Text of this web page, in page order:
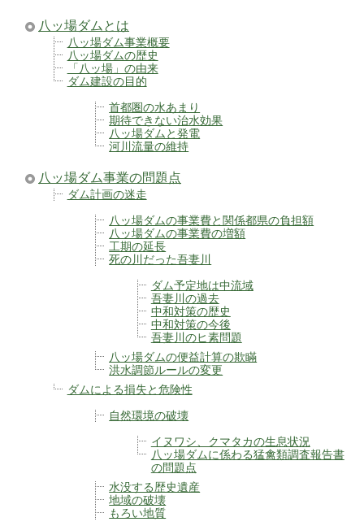
八ッ場ダムとは
八ッ場ダム事業概要
八ッ場ダムの歴史
「八ッ場」の由来
ダム建設の目的
首都圏の水あまり
期待できない治水効果
八ッ場ダムと発電
河川流量の維持
八ッ場ダム事業の問題点
ダム計画の迷走
八ッ場ダムの事業費と関係都県の負担額
八ッ場ダムの事業費の増額
工期の延長
死の川だった吾妻川
ダム予定地は中流域
吾妻川の過去
中和対策の歴史
中和対策の今後
吾妻川のヒ素問題
八ッ場ダムの便益計算の欺瞞
洪水調節ルールの変更
ダムによる損失と危険性
自然環境の破壊
イヌワシ、クマタカの生息状況
八ッ場ダムに係わる猛禽類調査報告書
の問題点
水没する歴史遺産
地域の破壊
もろい地質